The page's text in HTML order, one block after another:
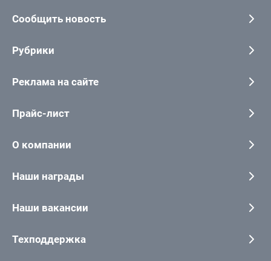
Сообщить новость
Рубрики
Реклама на сайте
Прайс-лист
О компании
Наши награды
Наши вакансии
Техподдержка